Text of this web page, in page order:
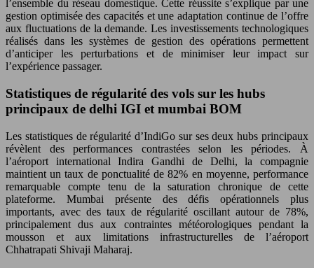
l’ensemble du réseau domestique. Cette réussite s’explique par une
gestion optimisée des capacités et une adaptation continue de l’offre
aux fluctuations de la demande. Les investissements technologiques
réalisés dans les systèmes de gestion des opérations permettent
d’anticiper les perturbations et de minimiser leur impact sur
l’expérience passager.
Statistiques de régularité des vols sur les hubs
principaux de delhi IGI et mumbai BOM
Les statistiques de régularité d’IndiGo sur ses deux hubs principaux
révèlent des performances contrastées selon les périodes. À
l’aéroport international Indira Gandhi de Delhi, la compagnie
maintient un taux de ponctualité de 82% en moyenne, performance
remarquable compte tenu de la saturation chronique de cette
plateforme. Mumbai présente des défis opérationnels plus
importants, avec des taux de régularité oscillant autour de 78%,
principalement dus aux contraintes météorologiques pendant la
mousson et aux limitations infrastructurelles de l’aéroport
Chhatrapati Shivaji Maharaj.